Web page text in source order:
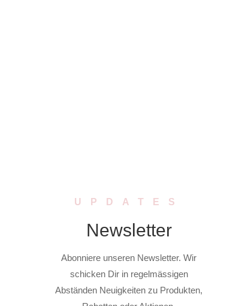
UPDATES
Newsletter
Abonniere unseren Newsletter. Wir
schicken Dir in regelmässigen
Abständen Neuigkeiten zu Produkten,